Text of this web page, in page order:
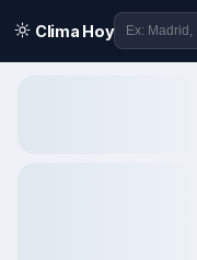
Clima Hoy